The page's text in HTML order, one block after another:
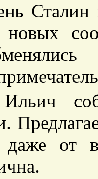
даже от